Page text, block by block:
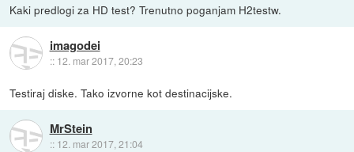
Kaki predlogi za HD test? Trenutno poganjam H2testw.
imagodei
:: 12. mar 2017, 20:23
Testiraj diske. Tako izvorne kot destinacijske.
MrStein
:: 12. mar 2017, 21:04